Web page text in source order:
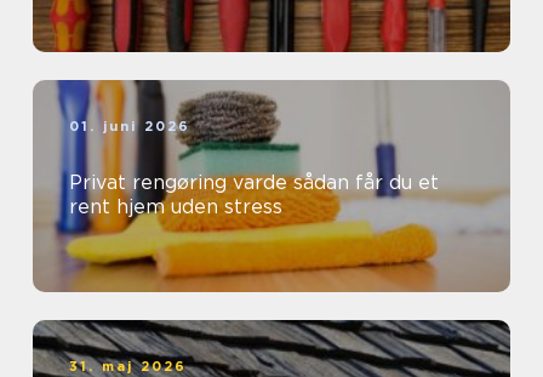
01. juni 2026
Privat rengøring varde sådan får du et
rent hjem uden stress
31. maj 2026